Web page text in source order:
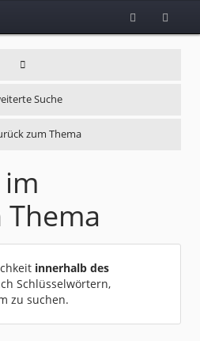
Suche
zum Thema
innerhalb des
Schlüsselwörtern,
zu suchen.